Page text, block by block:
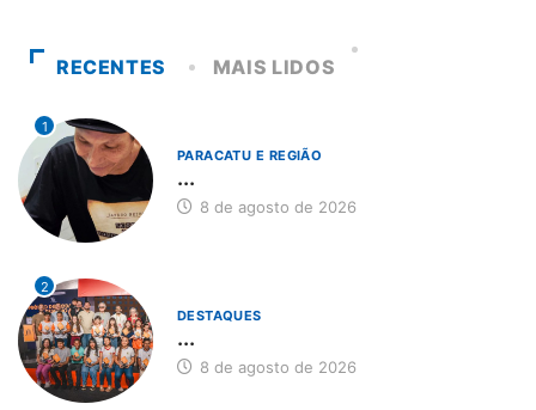
RECENTES MAIS LIDOS
1
PARACATU E REGIÃO
...
8 de agosto de 2026
2
DESTAQUES
...
8 de agosto de 2026